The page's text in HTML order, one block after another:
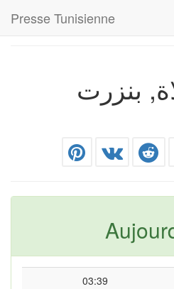
Presse Tunisienne
بنزرت
03:39